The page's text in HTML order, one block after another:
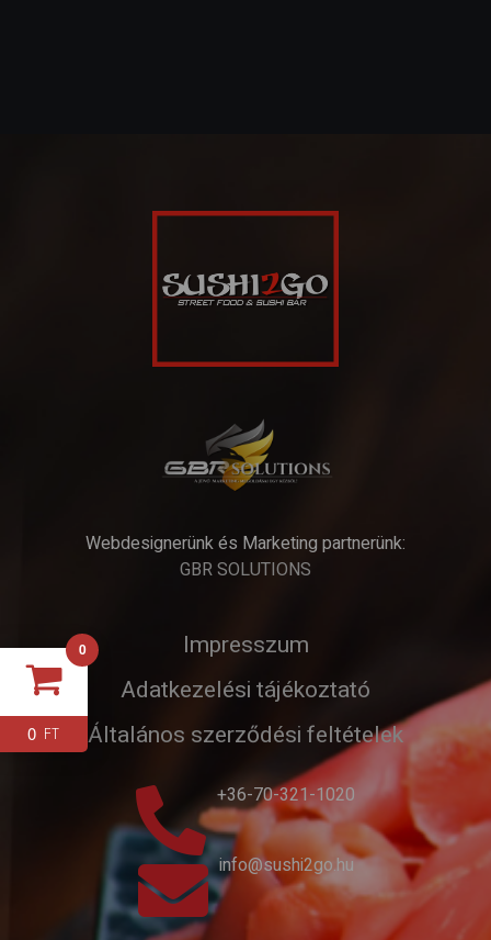
Webdesignerünk és Marketing partnerünk:
GBR SOLUTIONS
Impresszum
Adatkezelési tájékoztató
Általános szerződési feltételek
+36-70-321-1020
info@sushi2go.hu
0
0 FT